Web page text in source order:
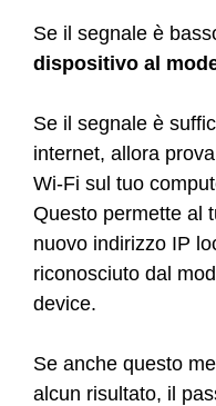
Se il segnale è
dispositivo al
Se il segnale è
internet, allora
Wi-Fi sul tuo
Questo permette al
nuovo indirizzo IP
riconosciuto dal
device.
Se anche questo
alcun risultato, il